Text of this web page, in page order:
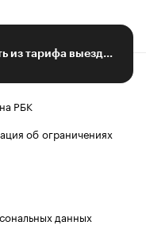
РБК
об ограничениях
данных